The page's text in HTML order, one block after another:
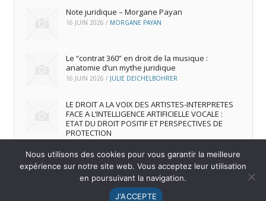
Note juridique – Morgane Payan
16 JUIN 2026 / MORGANE PAYAN
Le “contrat 360” en droit de la musique :
anatomie d’un mythe juridique
16 JUIN 2026 / JULIE DEICHELBOHRER
LE DROIT A LA VOIX DES ARTISTES-INTERPRETES
FACE A L’INTELLIGENCE ARTIFICIELLE VOCALE :
ETAT DU DROIT POSITIF ET PERSPECTIVES DE
PROTECTION
IREDIC-Mentions Légales
Nous utilisons des cookies pour vous garantir la meilleure
expérience sur notre site web. Vous acceptez leur utilisation
en poursuivant la navigation.
J'ACCEPTE